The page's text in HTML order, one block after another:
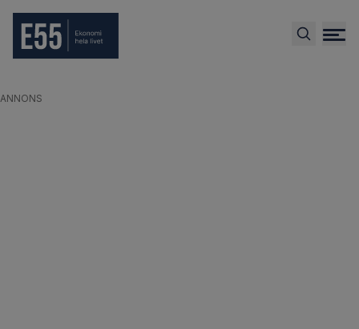
ANNONS